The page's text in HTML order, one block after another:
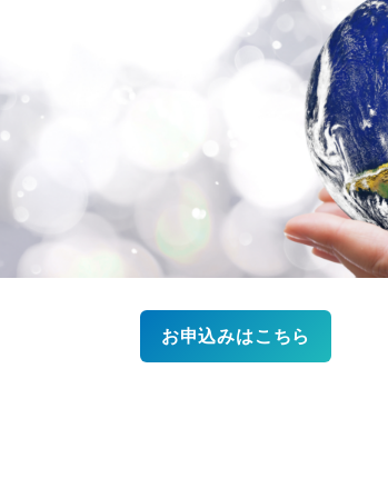
お申込みはこちら